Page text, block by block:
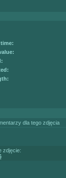
dla tego zdjęcia
zdjęcie: